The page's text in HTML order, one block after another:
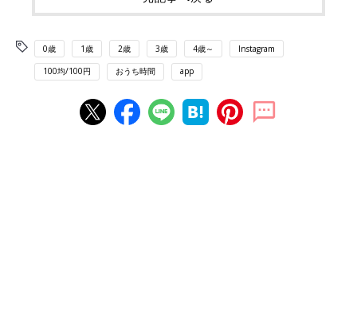
0歳 1歳 2歳 3歳 4歳～ Instagram
100均/100円 おうち時間 app